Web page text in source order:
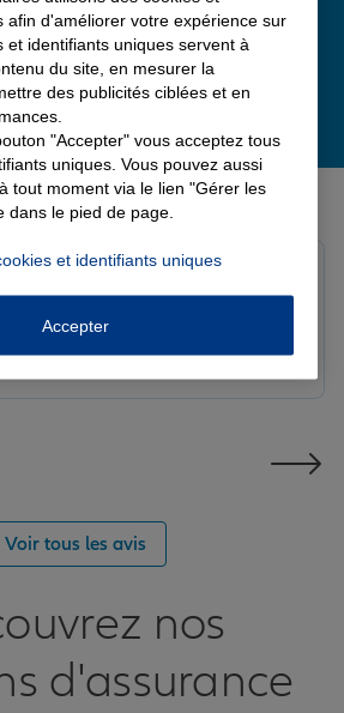
de nos agences Allianz
Notre conseillère Laura est
Voir tous les avis
nos
d'assurance
afin d'améliorer votre expérience sur
et identifiants uniques servent à
du site, en mesurer la
des publicités ciblées et en
"Accepter" vous acceptez tous
uniques. Vous pouvez aussi
tout moment via le lien "Gérer les
dans le pied de page.
et identifiants uniques
Accepter